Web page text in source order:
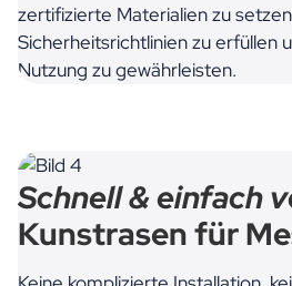
zertifizierte Materialien zu
Sicherheitsrichtlinien zu erfüllen
Nutzung zu gewährleisten.
Schnell & einfach
Kunstrasen für